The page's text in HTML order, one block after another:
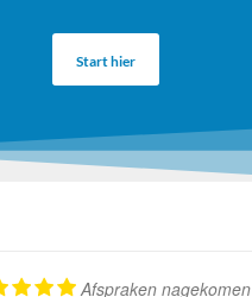
Start hier
Afspraken nagekomen